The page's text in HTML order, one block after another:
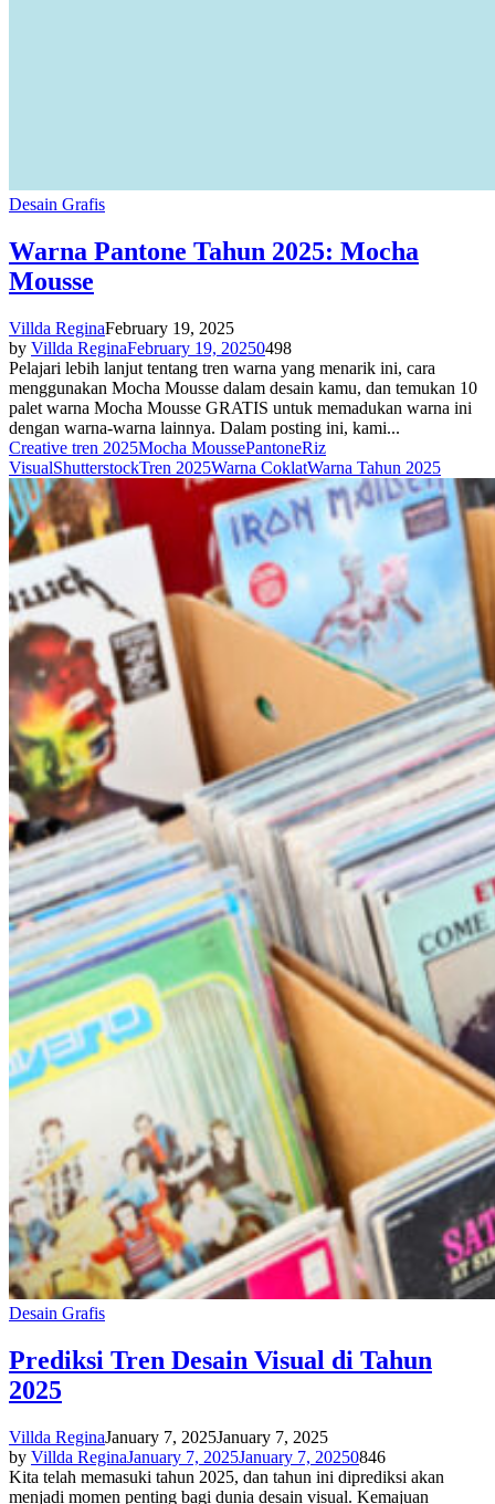
Desain Grafis
Warna Pantone Tahun 2025: Mocha
Mousse
Villda ReginaFebruary 19, 2025
by Villda ReginaFebruary 19, 20250498
Pelajari lebih lanjut tentang tren warna yang menarik ini, cara
menggunakan Mocha Mousse dalam desain kamu, dan temukan 10
palet warna Mocha Mousse GRATIS untuk memadukan warna ini
dengan warna-warna lainnya. Dalam posting ini, kami...
Creative tren 2025Mocha MoussePantoneRiz
VisualShutterstockTren 2025Warna CoklatWarna Tahun 2025
Desain Grafis
Prediksi Tren Desain Visual di Tahun
2025
Villda ReginaJanuary 7, 2025January 7, 2025
by Villda ReginaJanuary 7, 2025January 7, 20250846
Kita telah memasuki tahun 2025, dan tahun ini diprediksi akan
menjadi momen penting bagi dunia desain visual. Kemajuan